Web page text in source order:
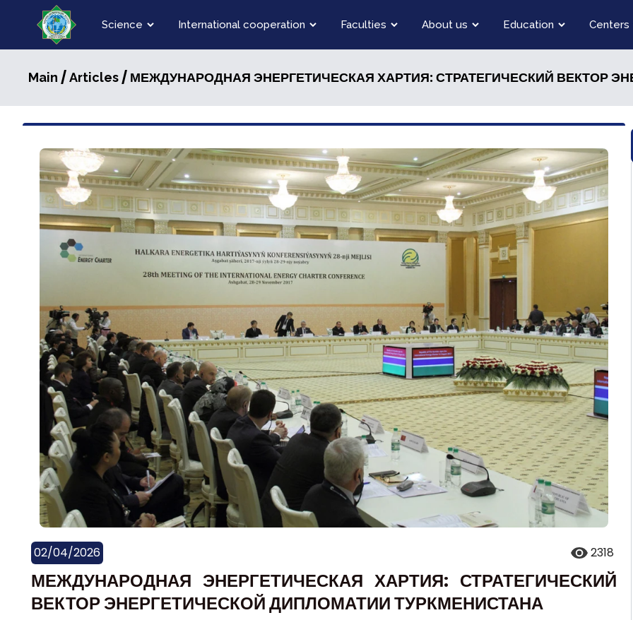
Science International cooperation Faculties About us Education Centers
Main /Articles/ МЕЖДУНАРОДНАЯ ЭНЕРГЕТИЧЕСКАЯ ХАРТИЯ: СТРАТЕГИЧЕСКИЙ ВЕКТОР
02/04/2026 2318
МЕЖДУНАРОДНАЯ ЭНЕРГЕТИЧЕСКАЯ ХАРТИЯ: СТРАТЕГИЧЕСКИЙ
ВЕКТОР ЭНЕРГЕТИЧЕСКОЙ ДИПЛОМАТИИ ТУРКМЕНИСТАНА